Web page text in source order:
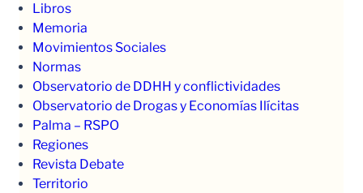
Libros
Memoria
Movimientos Sociales
Normas
Observatorio de DDHH y conflictividades
Observatorio de Drogas y Economías Ilícitas
Palma – RSPO
Regiones
Revista Debate
Territorio